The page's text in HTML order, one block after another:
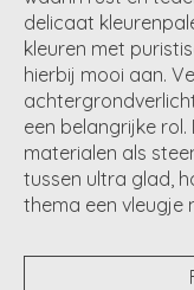
delicaat
kleuren met
hierbij mooi aan.
een belangrijke rol.
materialen als
tussen ultra glad,
thema een vleugje